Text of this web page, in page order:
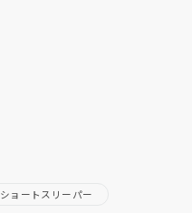
ショートスリーパー